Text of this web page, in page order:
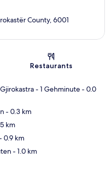
County, 6001
Restaurants
- 1 Gehminute- 0.0
- 0.3 km
km
0.9 km
- 1.0 km